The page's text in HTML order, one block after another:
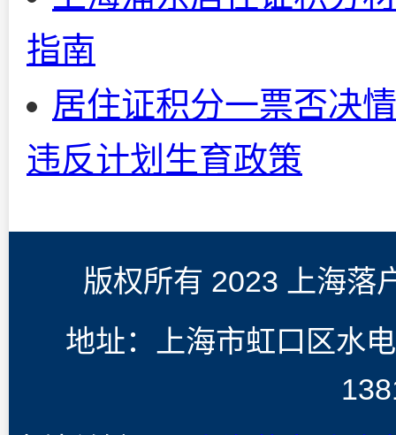
指南
居住证积分一票否决
违反计划生育政策
版权所有 2023 上海落
地址：上海市虹口区水